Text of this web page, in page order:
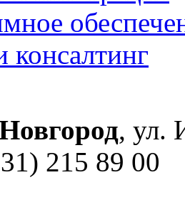
консалтинг
, ул.
215 89 00